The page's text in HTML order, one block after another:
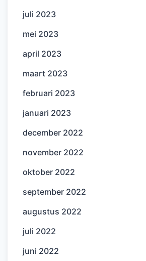
juli 2023
mei 2023
april 2023
maart 2023
februari 2023
januari 2023
december 2022
november 2022
oktober 2022
september 2022
augustus 2022
juli 2022
juni 2022